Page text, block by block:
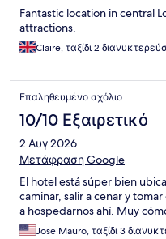
Fantastic location in central
attractions.
Claire, ταξίδι 2
Επαληθευμένο σχόλιο
10/10 Εξαιρετικό
2 Αυγ 2026
Μετάφραση Google
El hotel está súper bien
caminar, salir a cenar y
a hospedarnos ahí. Muy
Jose Mauro, ταξίδι 3